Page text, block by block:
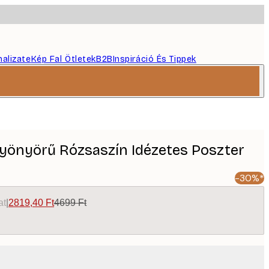
Kép Fal ÖtletekB2BInspiráció És Tippek
Rózsaszín Idézetes Poszter
-30%*
2819,40 Ft4699 Ft